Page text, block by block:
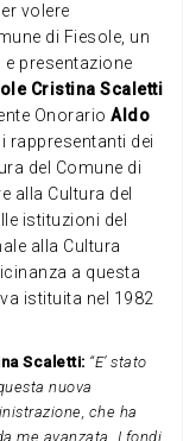
volere
di Fiesole, un
presentazione
Cristina Scaletti
Onorario Aldo
rappresentanti dei
del Comune di
alla Cultura del
istituzioni del
alla Cultura
a questa
istituita nel 1982
Scaletti: “E’ stato
nuova
che ha
me avanzata. I fondi